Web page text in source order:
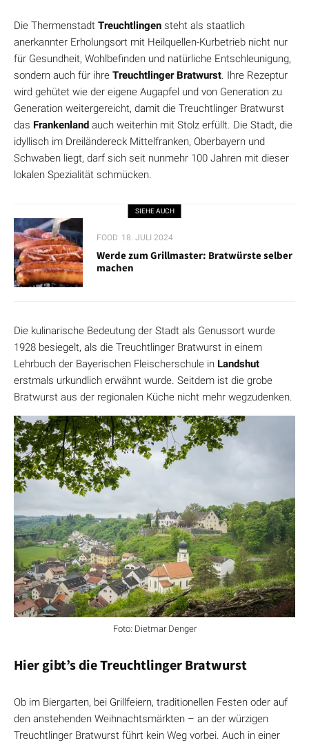
Die Thermenstadt Treuchtlingen steht als staatlich
anerkannter Erholungsort mit Heilquellen-Kurbetrieb nicht nur
für Gesundheit, Wohlbefinden und natürliche Entschleunigung,
sondern auch für ihre Treuchtlinger Bratwurst. Ihre Rezeptur
wird gehütet wie der eigene Augapfel und von Generation zu
Generation weitergereicht, damit die Treuchtlinger Bratwurst
das Frankenland auch weiterhin mit Stolz erfüllt. Die Stadt, die
idyllisch im Dreiländereck Mittelfranken, Oberbayern und
Schwaben liegt, darf sich seit nunmehr 100 Jahren mit dieser
lokalen Spezialität schmücken.
SIEHE AUCH
FOOD 18. JULI 2024
Werde zum Grillmaster: Bratwürste selber
machen
Die kulinarische Bedeutung der Stadt als Genussort wurde
1928 besiegelt, als die Treuchtlinger Bratwurst in einem
Lehrbuch der Bayerischen Fleischerschule in Landshut
erstmals urkundlich erwähnt wurde. Seitdem ist die grobe
Bratwurst aus der regionalen Küche nicht mehr wegzudenken.
Foto: Dietmar Denger
Hier gibt’s die Treuchtlinger Bratwurst
Ob im Biergarten, bei Grillfeiern, traditionellen Festen oder auf
den anstehenden Weihnachtsmärkten – an der würzigen
Treuchtlinger Bratwurst führt kein Weg vorbei. Auch in einer